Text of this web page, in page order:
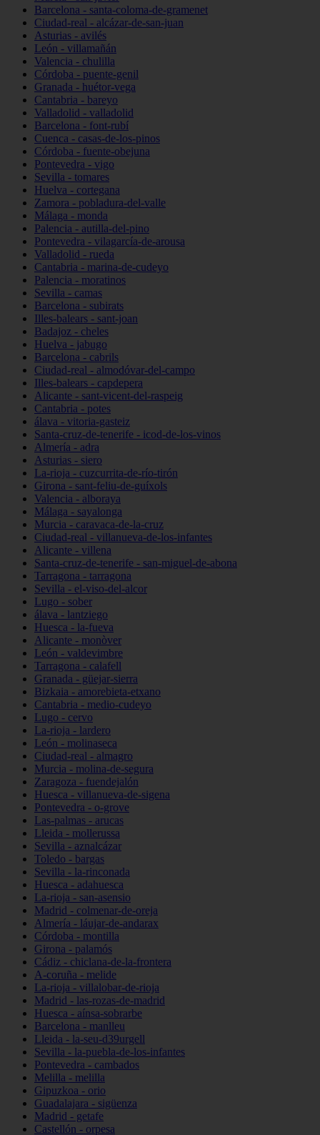
Barcelona - santa-coloma-de-gramenet
Ciudad-real - alcázar-de-san-juan
Asturias - avilés
León - villamañán
Valencia - chulilla
Córdoba - puente-genil
Granada - huétor-vega
Cantabria - bareyo
Valladolid - valladolid
Barcelona - font-rubí
Cuenca - casas-de-los-pinos
Córdoba - fuente-obejuna
Pontevedra - vigo
Sevilla - tomares
Huelva - cortegana
Zamora - pobladura-del-valle
Málaga - monda
Palencia - autilla-del-pino
Pontevedra - vilagarcía-de-arousa
Valladolid - rueda
Cantabria - marina-de-cudeyo
Palencia - moratinos
Sevilla - camas
Barcelona - subirats
Illes-balears - sant-joan
Badajoz - cheles
Huelva - jabugo
Barcelona - cabrils
Ciudad-real - almodóvar-del-campo
Illes-balears - capdepera
Alicante - sant-vicent-del-raspeig
Cantabria - potes
álava - vitoria-gasteiz
Santa-cruz-de-tenerife - icod-de-los-vinos
Almería - adra
Asturias - siero
La-rioja - cuzcurrita-de-río-tirón
Girona - sant-feliu-de-guíxols
Valencia - alboraya
Málaga - sayalonga
Murcia - caravaca-de-la-cruz
Ciudad-real - villanueva-de-los-infantes
Alicante - villena
Santa-cruz-de-tenerife - san-miguel-de-abona
Tarragona - tarragona
Sevilla - el-viso-del-alcor
Lugo - sober
álava - lantziego
Huesca - la-fueva
Alicante - monòver
León - valdevimbre
Tarragona - calafell
Granada - güejar-sierra
Bizkaia - amorebieta-etxano
Cantabria - medio-cudeyo
Lugo - cervo
La-rioja - lardero
León - molinaseca
Ciudad-real - almagro
Murcia - molina-de-segura
Zaragoza - fuendejalón
Huesca - villanueva-de-sigena
Pontevedra - o-grove
Las-palmas - arucas
Lleida - mollerussa
Sevilla - aznalcázar
Toledo - bargas
Sevilla - la-rinconada
Huesca - adahuesca
La-rioja - san-asensio
Madrid - colmenar-de-oreja
Almería - láujar-de-andarax
Córdoba - montilla
Girona - palamós
Cádiz - chiclana-de-la-frontera
A-coruña - melide
La-rioja - villalobar-de-rioja
Madrid - las-rozas-de-madrid
Huesca - aínsa-sobrarbe
Barcelona - manlleu
Lleida - la-seu-d39urgell
Sevilla - la-puebla-de-los-infantes
Pontevedra - cambados
Melilla - melilla
Gipuzkoa - orio
Guadalajara - sigüenza
Madrid - getafe
Castellón - orpesa